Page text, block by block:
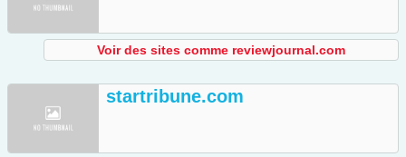
Voir des sites comme reviewjournal.com
startribune.com